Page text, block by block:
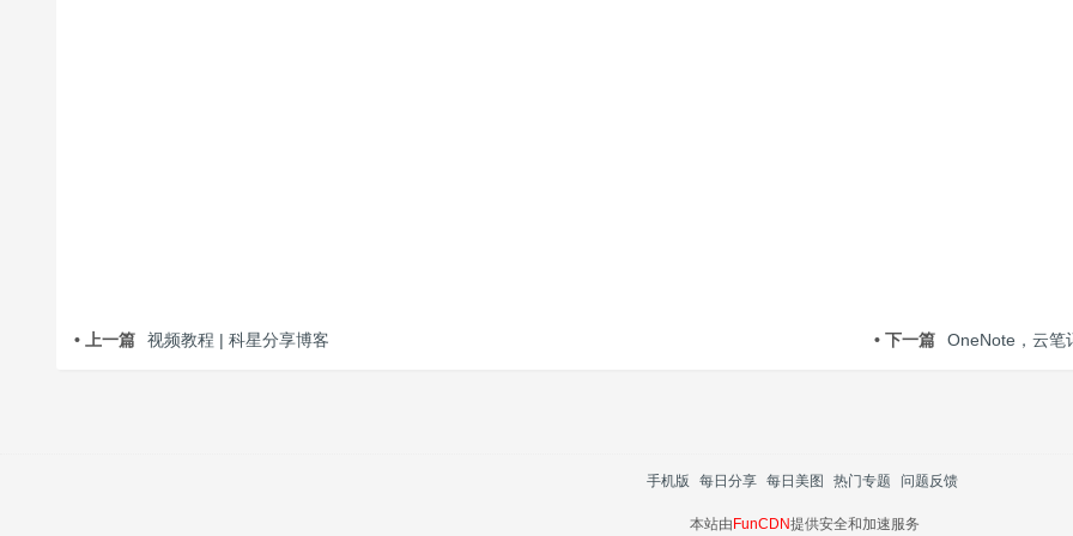
• 上一篇 视频教程 | 科星分享博客 • 下一篇 OneNote，云笔
手机版 每日分享 每日美图 热门专题 问题反馈
本站由FunCDN提供安全和加速服务